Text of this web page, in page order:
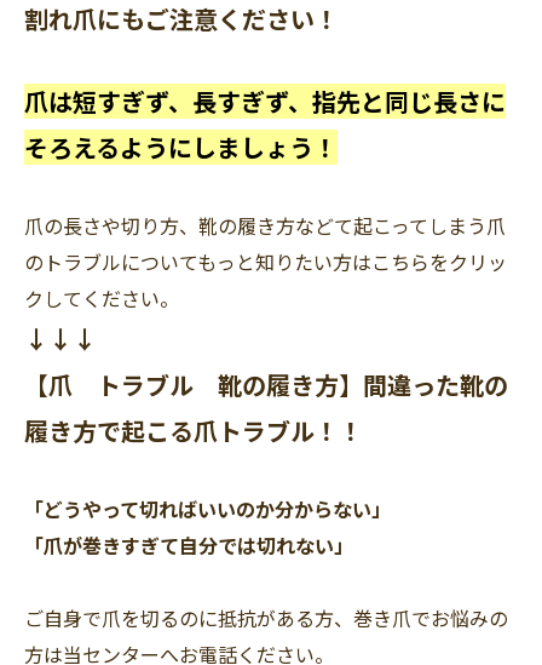
割れ爪にもご注意ください！
爪は短すぎず、長すぎず、 指先と同じ長さに
そろえるようにしましょう！
爪の長さや切り方、靴の履き方などて起こってしまう爪
のトラブルについてもっと知りたい方はこちらをクリッ
クしてください。
↓↓↓
【爪 トラブル 靴の履き方】間違った靴の
履き方で起こる爪トラブル！！
「どうやって切ればいいのか分からない」
「爪が巻きすぎて自分では切れない」
ご自身で爪を切るのに抵抗がある方、巻き爪でお悩みの
方は当センターへお電話ください。